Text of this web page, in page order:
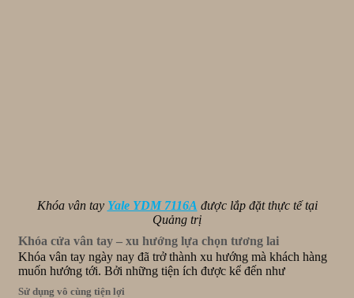
Khóa vân tay Yale YDM 7116A được lắp đặt thực tế tại
Quảng trị
Khóa cửa vân tay – xu hướng lựa chọn tương lai
Khóa vân tay ngày nay đã trở thành xu hướng mà khách hàng
muốn hướng tới. Bởi những tiện ích được kể đến như
Sử dụng vô cùng tiện lợi